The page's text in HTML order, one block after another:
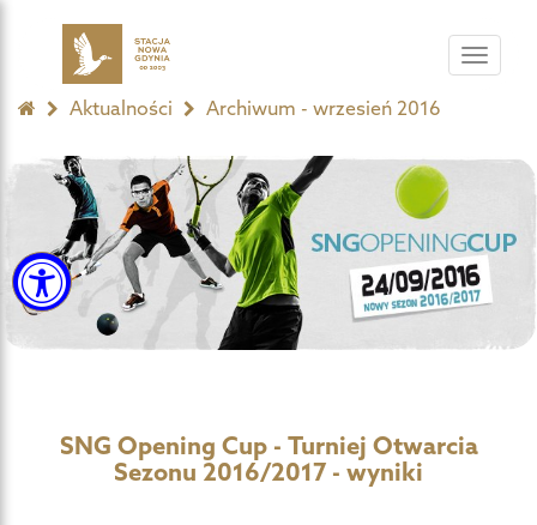
Toggle
Aktualności Archiwum - wrzesień 2016
SNG Opening Cup - Turniej Otwarcia
Sezonu 2016/2017 - wyniki